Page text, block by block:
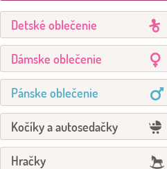
Detské oblečenie
Dámske oblečenie
Pánske oblečenie
Kočíky a autosedačky
Hračky